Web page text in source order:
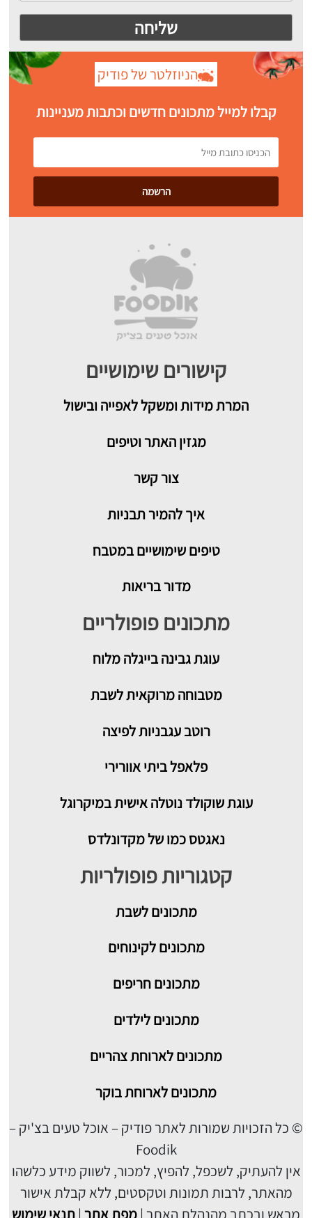
הניוזלטר של פודיק
קבלו למייל מתכונים חדשים וכתבות מעניינות
קישורים שימושיים
המרת מידות ומשקל לאפייה ובישול
מגזין האתר וטיפים
צור קשר
איך להמיר תבניות
טיפים שימושיים במטבח
מדור בריאות
מתכונים פופולריים
עוגת גבינה בייגלה מלוח
מטבוחה מרוקאית לשבת
רוטב עגבניות לפיצה
פלאפל ביתי אוורירי
עוגת שוקולד נוטלה אישית במיקרוגל
נאגטס כמו של מקדונלדס
קטגוריות פופולריות
מתכוניםלשבת
מתכונים לקינוחים
מתכונים חריפים
מתכונים לילדים
מתכונים לארוחת צהריים
מתכונים לארוחת בוקר
© כל הזכויות שמורות לאתר פודיק – אוכל טעים בצ'יק –
Foodik
אין להעתיק, לשכפל, להפיץ, למכור, לשווק מידע כלשהו
מהאתר, לרבות תמונות וטקסטים, ללא קבלת אישור